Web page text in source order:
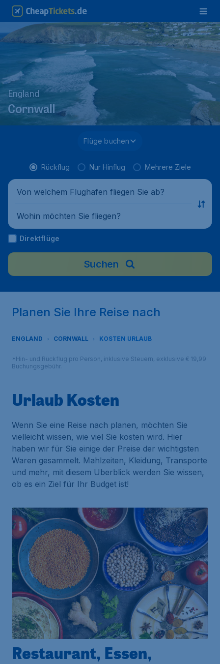
England
Cornwall
Flüge buchen
Rückflug Nur Hinflug Mehrere Ziele
Von welchem Flughafen fliegen Sie ab?
Wohin möchten Sie fliegen?
Direktflüge
Suchen
Planen Sie Ihre Reise nach
ENGLAND CORNWALL KOSTEN URLAUB
*Hin- und Rückflug pro Person, inklusive Steuern, exklusive € 19,99
Buchungsgebühr.
Urlaub Kosten
Wenn Sie eine Reise nach planen, möchten Sie
vielleicht wissen, wie viel Sie kosten wird. Hier
haben wir für Sie einige der Preise der wichtigsten
Waren gesammelt. Mahlzeiten, Kleidung, Transporte
und mehr, mit diesem Überblick werden Sie wissen,
ob es ein Ziel für Ihr Budget ist!
Restaurant, Essen,